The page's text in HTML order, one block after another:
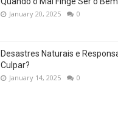
January 20, 2025 0
Desastres Naturais e
Culpar?
January 14, 2025 0